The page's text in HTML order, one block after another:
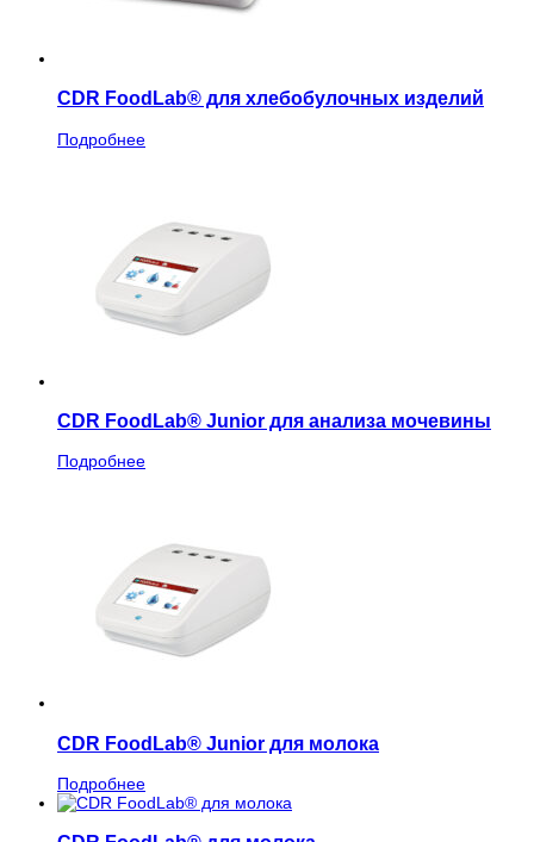
CDR FoodLab® для хлебобулочных изделий
Подробнее
CDR FoodLab® Junior для анализа мочевины
Подробнее
CDR FoodLab® Junior для молока
Подробнее